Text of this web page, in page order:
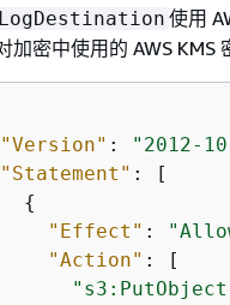
LogDestination 使用
加密中使用的 AWS KMS
"Version" : "2012-
"Statement" : [
{
"Effect" :
"Action" : [